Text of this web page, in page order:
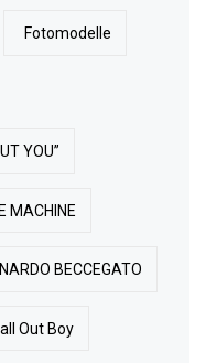
Fotomodelle
YOU”
MACHINE
BECCEGATO
Out Boy